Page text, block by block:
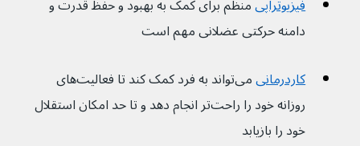
فیزیوتراپی منظم برای کمک به بهبود و حفظ قدرت و
دامنه حرکتی عضلانی مهم است
کاردرمانی
می‌تواند به فرد کمک کند تا فعالیت‌های
روزانه خود را راحت‌تر انجام دهد و تا حد امکان استقلال
خود را بازیابد